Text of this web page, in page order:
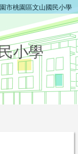
市桃園區文山國民小學
小學